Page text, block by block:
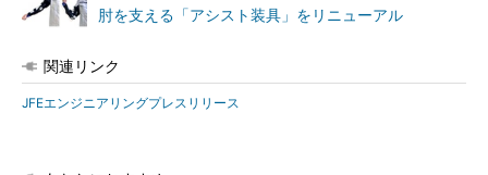
肘を支える「アシスト装具」をリニューアル
関連リンク
JFEエンジニアリングプレスリリース